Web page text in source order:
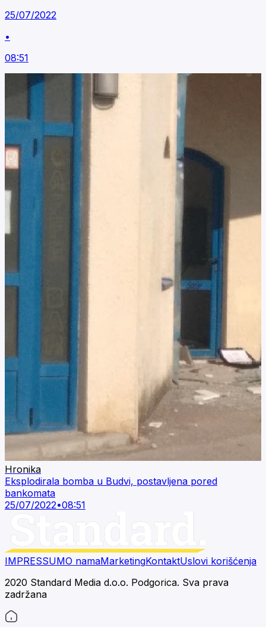
25/07/2022
•
08:51
Hronika
Eksplodirala bomba u Budvi, postavljena pored
bankomata
25/07/2022•08:51
IMPRESSUMO namaMarketingKontaktUslovi korišćenja
2020 Standard Media d.o.o. Podgorica. Sva prava
zadržana